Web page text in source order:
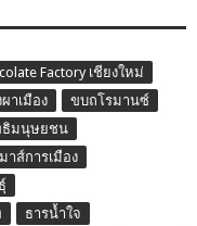
Factory เชียงใหม่
าเมือง
ขบถโรมานซ์
ธิมนุษยชน
าส์การเมือง
ธารน้ำใจ